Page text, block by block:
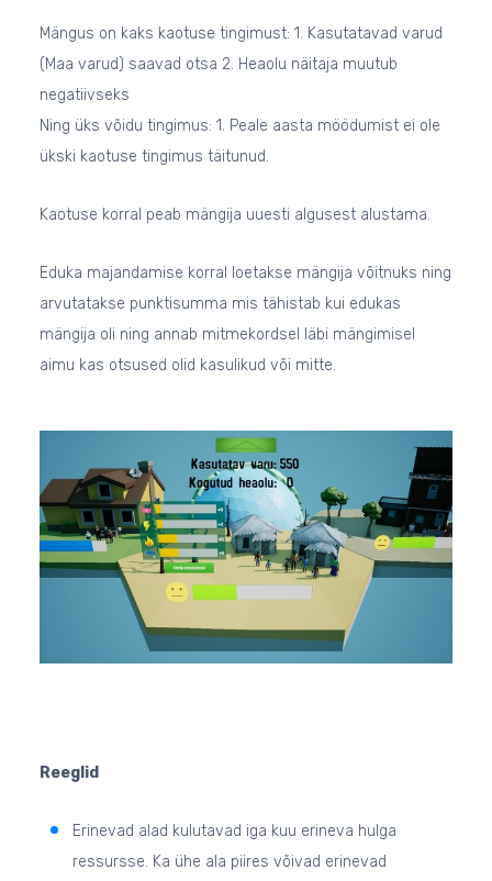
Mängus on kaks kaotuse tingimust: 1. Kasutatavad varud
(Maa varud) saavad otsa 2. Heaolu näitaja muutub
negatiivseks
Ning üks võidu tingimus: 1. Peale aasta möödumist ei ole
ükski kaotuse tingimus täitunud.
Kaotuse korral peab mängija uuesti algusest alustama.
Eduka majandamise korral loetakse mängija võitnuks ning
arvutatakse punktisumma mis tähistab kui edukas
mängija oli ning annab mitmekordsel läbi mängimisel
aimu kas otsused olid kasulikud või mitte.
Reeglid
Erinevad alad kulutavad iga kuu erineva hulga
ressursse. Ka ühe ala piires võivad erinevad